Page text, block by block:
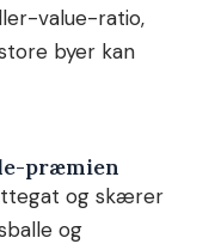
value-ratio,
byer kan
præmien
og skærer
og